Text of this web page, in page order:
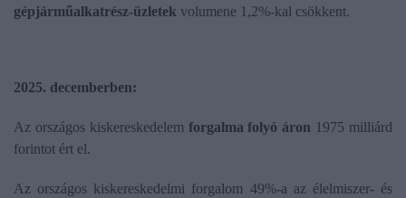
gépjárműalkatrész-üzletek volumene 1,2%-kal csökkent.
2025. decemberben:
Az országos kiskereskedelem forgalma folyó áron 1975 milliárd
forintot ért el.
Az országos kiskereskedelmi forgalom 49%-a az élelmiszer- és